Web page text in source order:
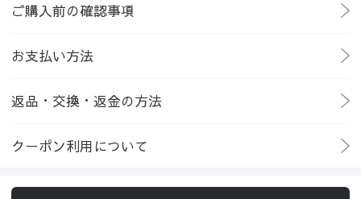
ご購入前の確認事項
お支払い方法
返品・交換・返金の方法
クーポン利用について